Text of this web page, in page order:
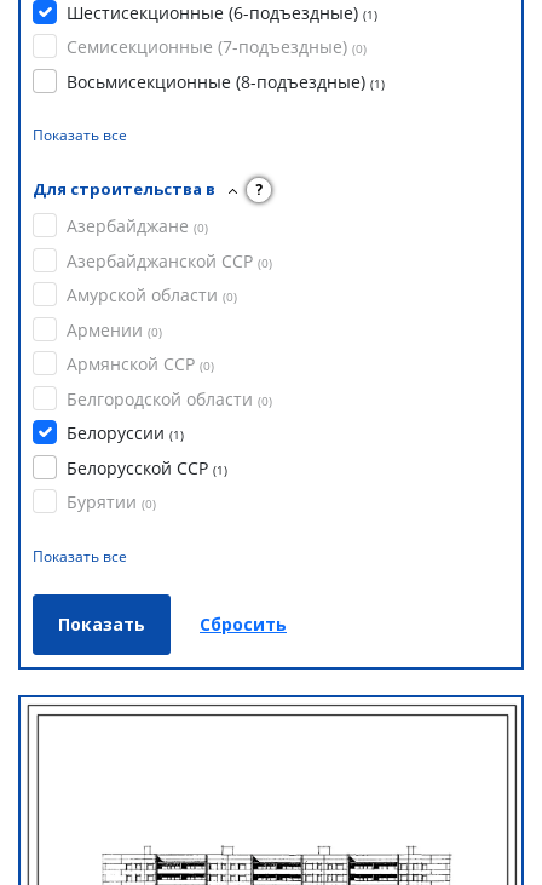
Шестисекционные (6-подъездные) (1)
Семисекционные (7-подъездные) (0)
Восьмисекционные (8-подъездные) (1)
Показать все
Для строительства в ?
Азербайджане (0)
Азербайджанской ССР (0)
Амурской области (0)
Армении (0)
Армянской ССР (0)
Белгородской области (0)
Белоруссии (1)
Белорусской ССР (1)
Бурятии (0)
Показать все